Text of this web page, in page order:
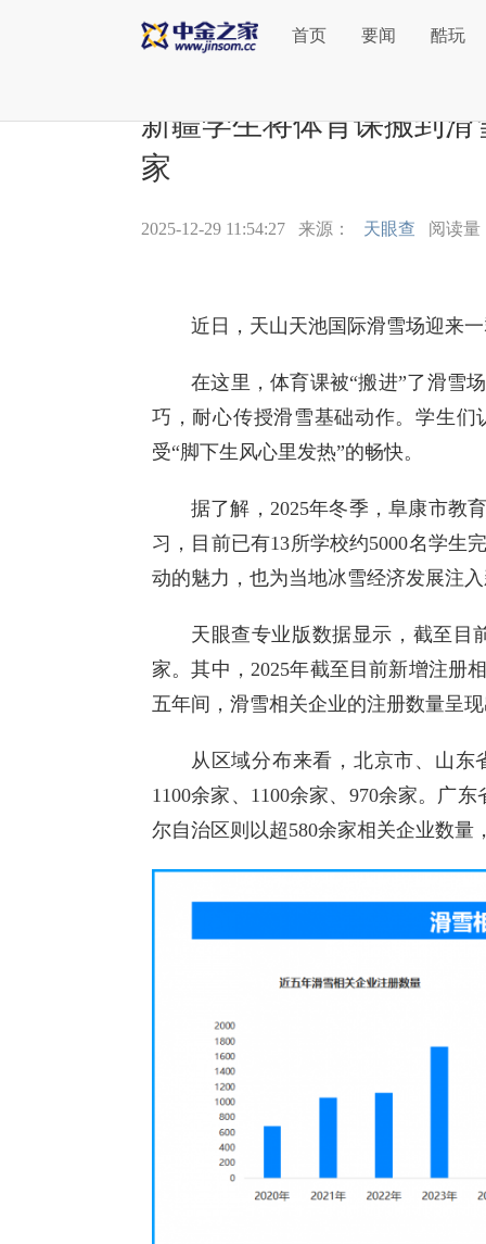
首页 要闻 酷玩
新疆学生将体育课搬到
家
2025-12-29 11:54:27 来源： 天眼查 阅读
近日，天山天池国际滑雪场迎来
在这里，体育课被“搬进”了滑雪
巧，耐心传授滑雪基础动作。学生
受“脚下生风心里发热”的畅快。
据了解，2025年冬季，阜康市教
习，目前已有13所学校约5000名学生
动的魅力，也为当地冰雪经济发展注
天眼查专业版数据显示，截至目
家。其中，2025年截至目前新增注册
五年间，滑雪相关企业的注册数量呈
从区域分布来看，北京市、山
1100余家、1100余家、970余家。广
尔自治区则以超580余家相关企业数量